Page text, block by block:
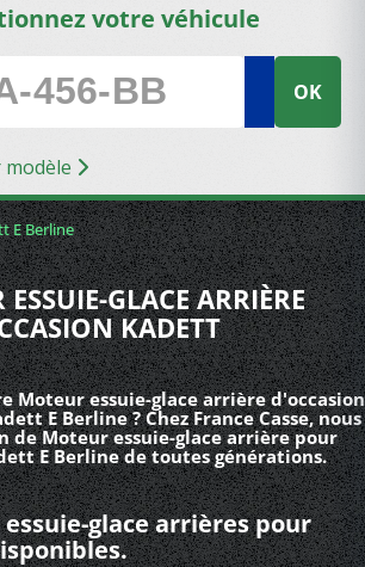
votre véhicule
OK
Rechercher par modèle
E Berline
GLACE ARRIÈRE
KADETT
Moteur essuie-glace arrière d'occasion
E Berline ? Chez France Casse, nous
de Moteur essuie-glace arrière pour
E Berline de toutes générations.
glace arrières pour